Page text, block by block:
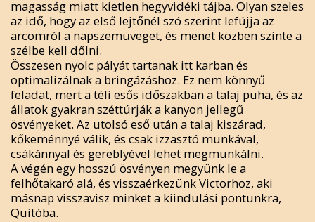
magasság miatt kietlen hegyvidéki tájba. Olyan szeles
az idő, hogy az első lejtőnél szó szerint lefújja az
arcomról a napszemüveget, és menet közben szinte a
szélbe kell dőlni.
Összesen nyolc pályát tartanak itt karban és
optimalizálnak a bringázáshoz. Ez nem könnyű
feladat, mert a téli esős időszakban a talaj puha, és az
állatok gyakran széttúrják a kanyon jellegű
ösvényeket. Az utolsó eső után a talaj kiszárad,
kőkeménnyé válik, és csak izzasztó munkával,
csákánnyal és gereblyével lehet megmunkálni.
A végén egy hosszú ösvényen megyünk le a
felhőtakaró alá, és visszaérkezünk Victorhoz, aki
másnap visszavisz minket a kiindulási pontunkra,
Quitóba.